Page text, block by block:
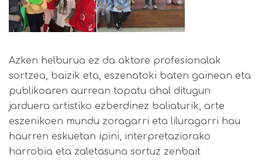
Azken helburua ez da aktore profesionalak
sortzea, baizik eta, eszenatoki baten gainean eta
publikoaren aurrean topatu ahal ditugun
jarduera artistiko ezberdinez baliaturik, arte
eszenikoen mundu zoragarri eta liluragarri hau
haurren eskuetan ipini, interpretaziorako
harrobia eta zaletasuna sortuz zenbait